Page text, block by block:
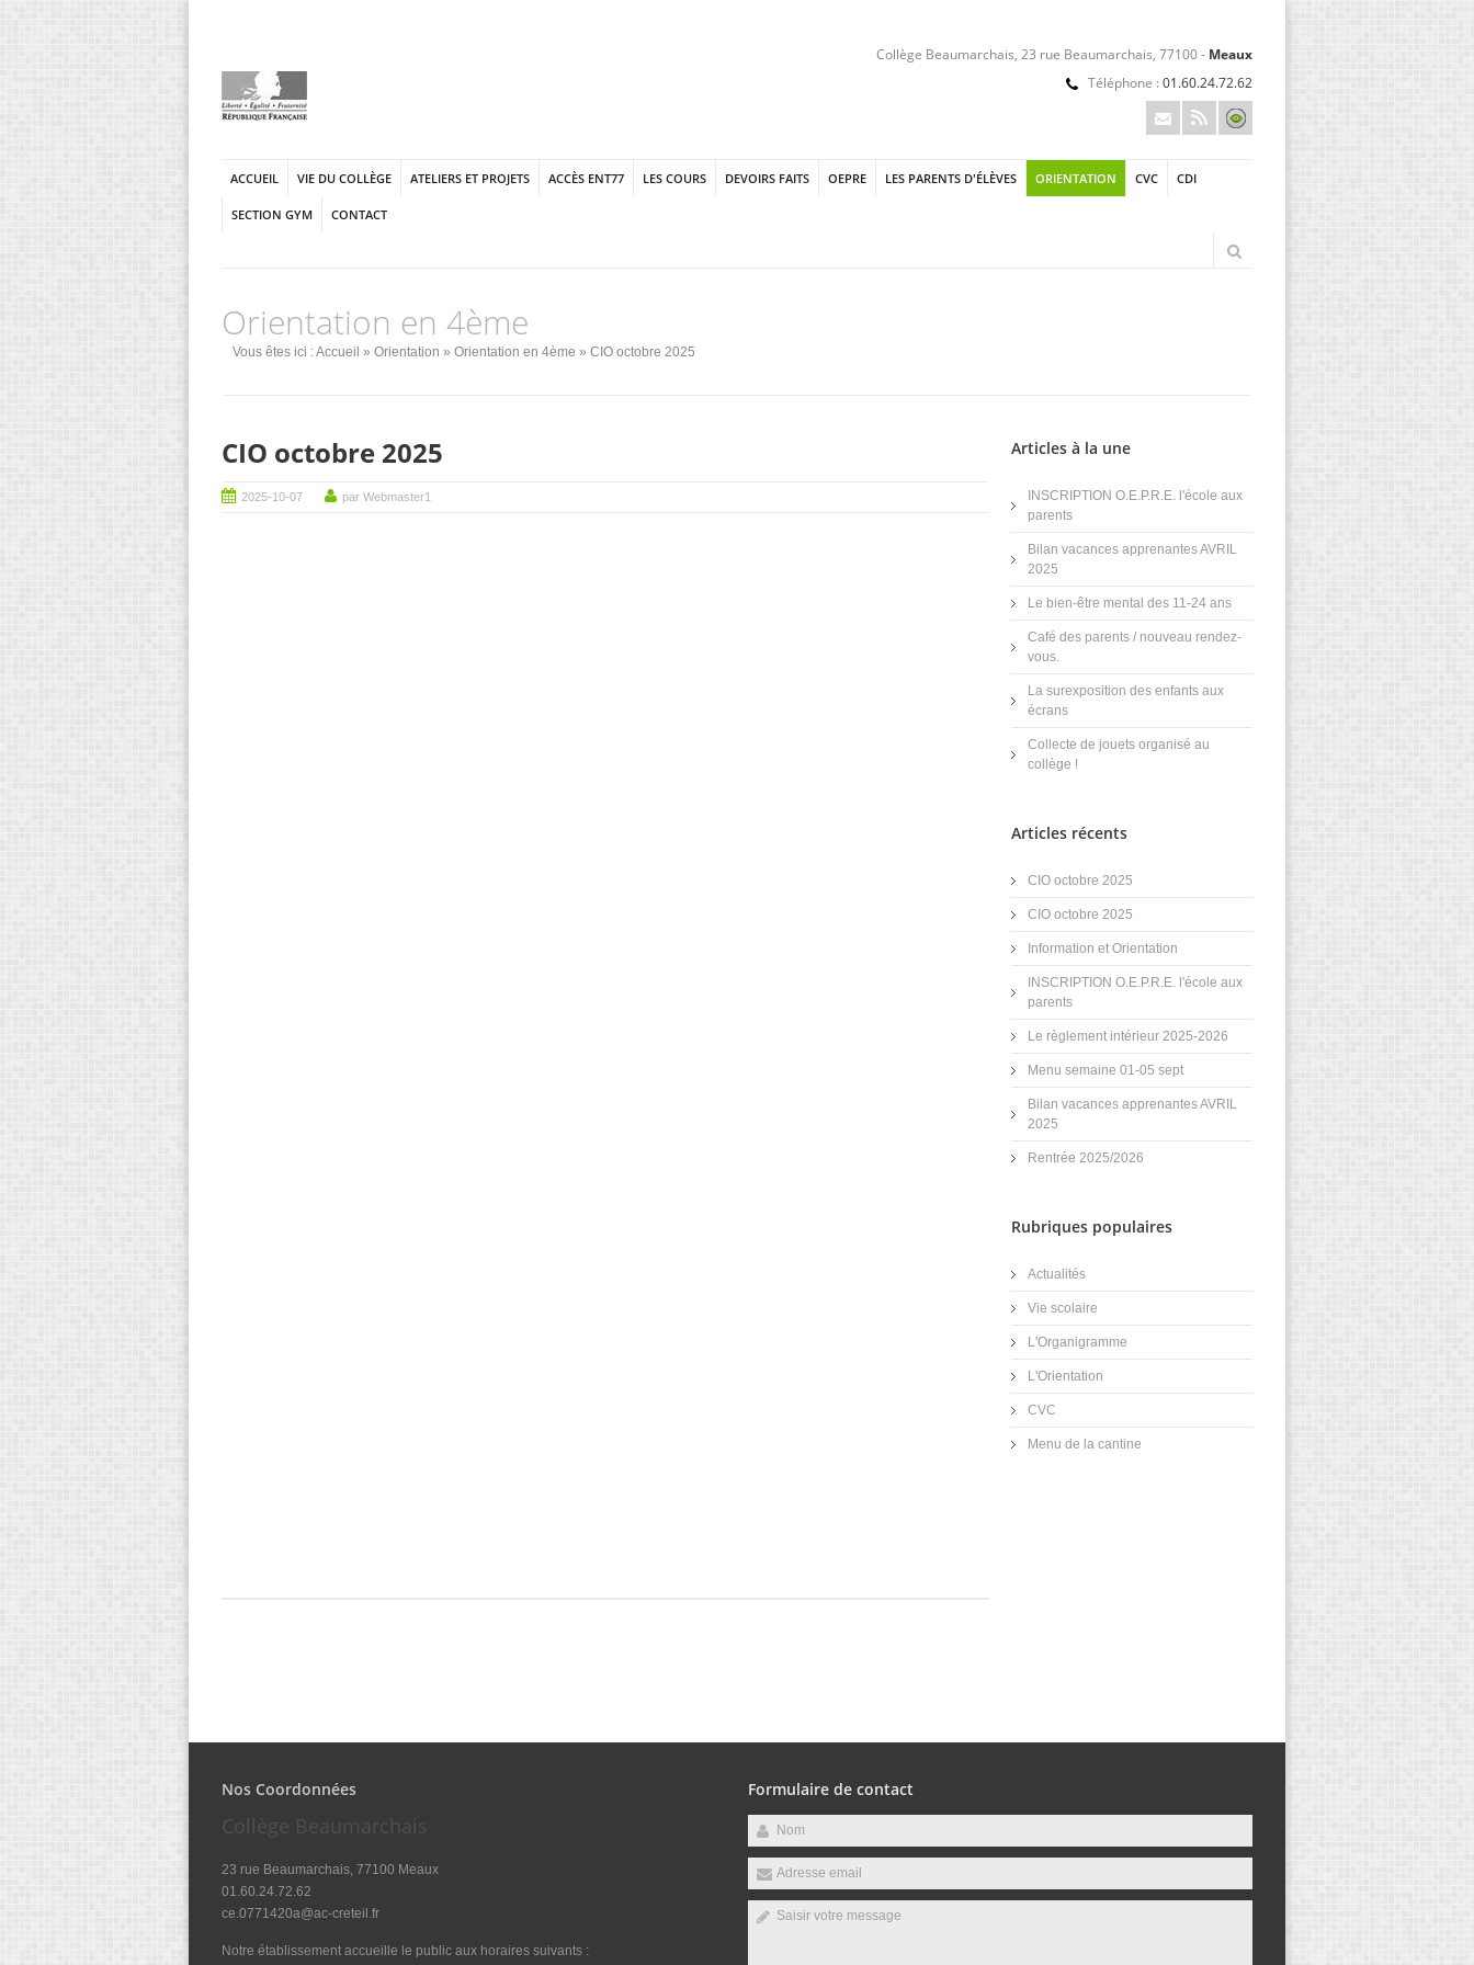
Collège Beaumarchais, 23 rue Beaumarchais, 77100 - Meaux
Téléphone : 01.60.24.72.62
ACCUEIL VIE DU COLLÈGE ATELIERS ET PROJETS ACCÈS ENT77 LES COURS DEVOIRS FAITS OEPRE LES PARENTS D'ÉLÈVES ORIENTATION CVC CDI
SECTION GYM CONTACT
Orientation en 4ème
Vous êtes ici :Accueil » Orientation » Orientation en 4ème » CIO octobre 2025
CIO octobre 2025
2025-10-07 par Webmaster1
Articles à la une
INSCRIPTION O.E.P.R.E. l'école aux
parents
Bilan vacances apprenantes AVRIL
2025
Le bien-être mental des 11-24 ans
Café des parents / nouveau rendez-
vous.
La surexposition des enfants aux
écrans
Collecte de jouets organisé au
collège !
Articles récents
CIO octobre 2025
CIO octobre 2025
Information et Orientation
INSCRIPTION O.E.P.R.E. l'école aux
parents
Le règlement intérieur 2025-2026
Menu semaine 01-05 sept
Bilan vacances apprenantes AVRIL
2025
Rentrée 2025/2026
Rubriques populaires
Actualités
Vie scolaire
L'Organigramme
L'Orientation
CVC
Menu de la cantine
Nos Coordonnées
Collège Beaumarchais
23 rue Beaumarchais, 77100 Meaux
01.60.24.72.62
ce.0771420a@ac-creteil.fr
Notre établissement accueille le public aux horaires suivants :
Formulaire de contact